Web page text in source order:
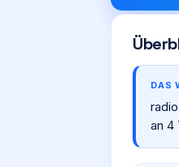
DAS
an 4